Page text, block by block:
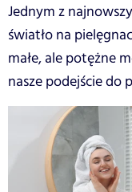
Jednym z
światło na
małe, ale potężne
nasze podejście do